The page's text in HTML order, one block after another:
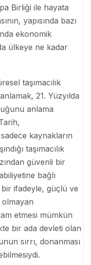
Birliği ile hayata
yapısında bazı
ekonomik
ülkeye ne kadar
taşımacılık
21. Yüzyılda
anlama
kaynakların
taşımacılık
güvenli bir
bağlı
ifadeyle, güçlü ve
etmesi mümkün
bir ada devleti olan
sırrı, donanması